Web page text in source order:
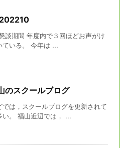
談期間 年度内で３回ほどお声がけ
ている。 今年は ...
のスクールブログ
では，スクールブログを更新されて
い。 福山近辺では， ...